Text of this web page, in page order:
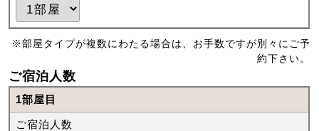
※部屋タイプが複数にわたる場合は、お手数ですが別々にご予
約下さい。
ご宿泊人数
1部屋目
ご宿泊人数